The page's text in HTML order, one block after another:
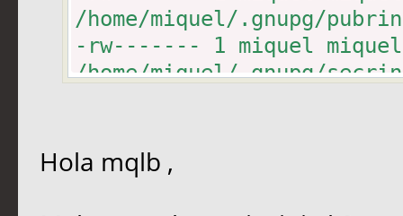
/home/miquel/.gnupg/
-rw------- 1 miquel
/home/miquel/.gnupg/
Hola mqlb ,